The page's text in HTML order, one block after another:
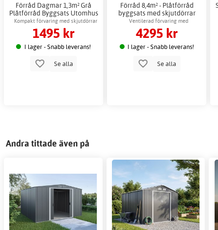
Förråd Dagmar 1,3m² Grå
Plåtförråd Byggsats Utomhus
Kompakt förvaring med skjutdörrar
1495 kr
I lager - Snabb leverans!
Se alla
Förråd 8,4m² - Plåtförråd
byggsats med skjutdörrar
Ventilerad förvaring med
metallfundament
4295 kr
I lager - Snabb leverans!
Se alla
Andra tittade även på